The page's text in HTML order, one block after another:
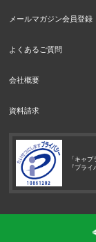
メールマガジン会員登録
よくあるご質問
会社概要
資料請求
「キャ
『プラ